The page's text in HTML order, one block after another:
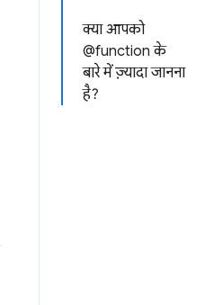
क्या आपको
@function के
बारे में ज़्यादा जानना
है?